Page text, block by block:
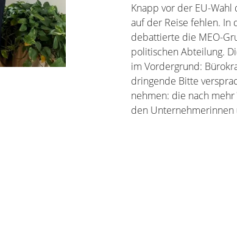
Knapp vor der EU-
auf der Reise fehlen. In
debattierte die MEO-
politischen Abteilung.
im Vordergrund:
dringende Bitte
nehmen: die nach
den